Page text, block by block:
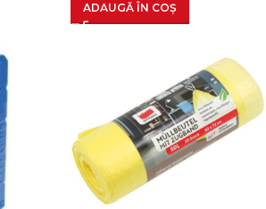
ADAUGĂ ÎN COȘ